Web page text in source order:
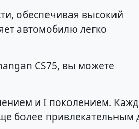
обеспечивая высокий
автомобилю легко
CS75, вы можете
и I поколением.
более привлекательным